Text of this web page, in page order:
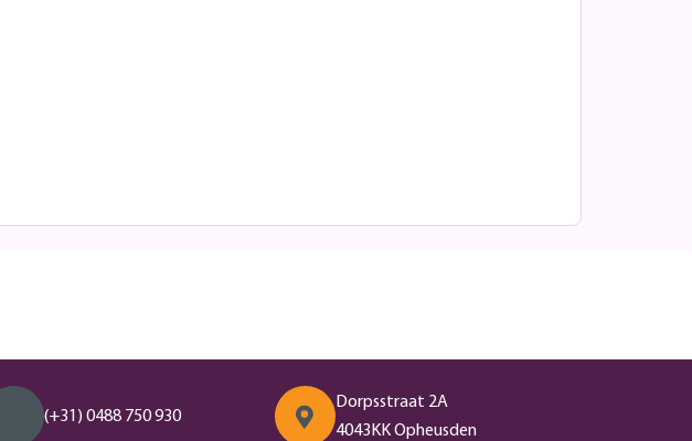
(+31) 0488 750 930
Dorpsstraat 2A
4043KK Opheusden